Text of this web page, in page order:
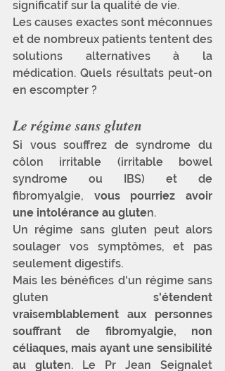
significatif sur la qualité de vie.
Les causes exactes sont méconnues
et de nombreux patients tentent des
solutions alternatives à la
médication. Quels résultats peut-on
en escompter ?
Le régime sans gluten
Si vous souffrez de syndrome du
côlon irritable (irritable bowel
syndrome ou IBS) et de
fibromyalgie, vous pourriez avoir
une intolérance au gluten.
Un régime sans gluten peut alors
soulager vos symptômes, et pas
seulement digestifs.
Mais les bénéfices d'un régime sans
gluten s'étendent
vraisemblablement aux personnes
souffrant de fibromyalgie, non
céliaques, mais ayant une sensibilité
au gluten. Le Pr Jean Seignalet